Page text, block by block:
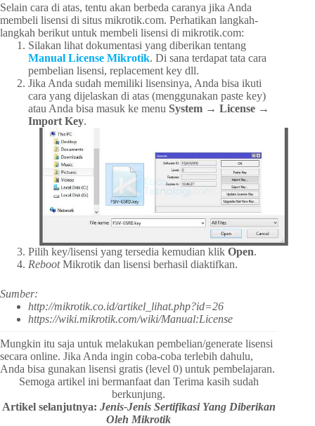
Selain cara di atas, tentu akan berbeda caranya jika Anda
membeli lisensi di situs mikrotik.com. Perhatikan langkah-
langkah berikut untuk membeli lisensi di mikrotik.com:
Silakan lihat dokumentasi yang diberikan tentang
Manual License Mikrotik. Di sana terdapat tata cara
pembelian lisensi, replacement key dll.
Jika Anda sudah memiliki lisensinya, Anda bisa ikuti
cara yang dijelaskan di atas (menggunakan paste key)
atau Anda bisa masuk ke menu System → License →
Import Key.
Pilih key/lisensi yang tersedia kemudian klik Open.
RebootMikrotik dan lisensi berhasil diaktifkan.
Sumber:
http://mikrotik.co.id/artikel_lihat.php?id=26
https://wiki.mikrotik.com/wiki/Manual:License
Mungkin itu saja untuk melakukan pembelian/generate lisensi
secara online. Jika Anda ingin coba-coba terlebih dahulu,
Anda bisa gunakan lisensi gratis (level 0) untuk pembelajaran.
Semoga artikel ini bermanfaat dan Terima kasih sudah
berkunjung.
Artikel selanjutnya: Jenis-Jenis Sertifikasi Yang Diberikan
Oleh Mikrotik